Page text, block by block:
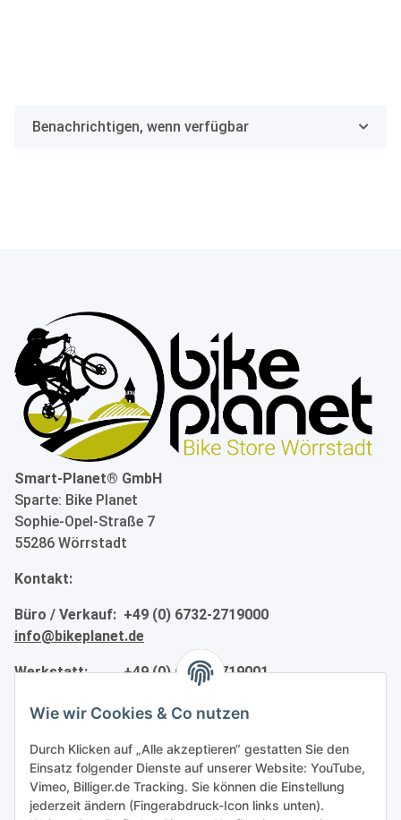
Benachrichtigen, wenn verfügbar
Smart-Planet® GmbH
Sparte: Bike Planet
Sophie-Opel-Straße 7
55286 Wörrstadt
Kontakt:
Büro / Verkauf: +49 (0) 6732-2719000
info@bikeplanet.de
Werkstatt: +49 (0) 6732-2719001
Gesetzliche Informationen
Wie wir Cookies & Co nutzen
Durch Klicken auf „Alle akzeptieren“ gestatten Sie den
Einsatz folgender Dienste auf unserer Website: YouTube,
Vimeo, Billiger.de Tracking. Sie können die Einstellung
jederzeit ändern (Fingerabdruck-Icon links unten).